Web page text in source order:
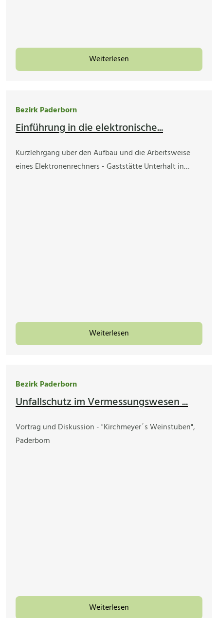
Weiterlesen
Bezirk Paderborn
Einführung in die elektronische...
Kurzlehrgang über den Aufbau und die Arbeitsweise
eines Elektronenrechners - Gaststätte Unterhalt in…
Weiterlesen
Bezirk Paderborn
Unfallschutz im Vermessungswesen ...
Vortrag und Diskussion - "Kirchmeyer´s Weinstuben",
Paderborn
Weiterlesen